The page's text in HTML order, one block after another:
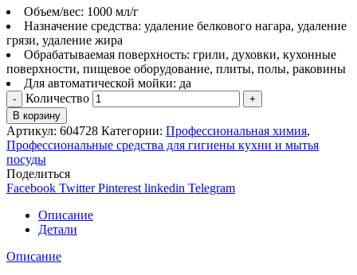
Объем/вес: 1000 мл/г
Назначение средства: удаление белкового нагара, удаление
грязи, удаление жира
Обрабатываемая поверхность: грили, духовки, кухонные
поверхности, пищевое оборудование, плиты, полы, раковины
Для автоматической мойки: да
Количество
В корзину
Артикул: 604728 Категории: Профессиональная химия,
Профессиональные средства для гигиены кухни и мытья
посуды
Поделиться
Facebook Twitter Pinterest linkedin Telegram
Описание
Детали
Описание